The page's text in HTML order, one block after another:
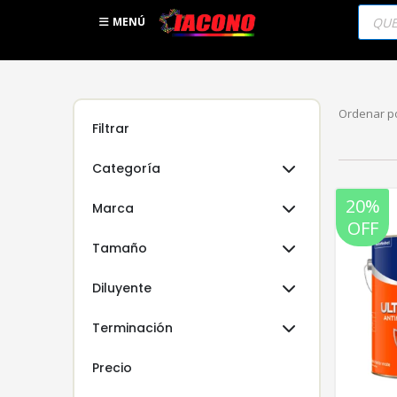
MENÚ
Ordenar
20%
OFF
Filtrar
Categoría
Marca
Tamaño
Diluyente
Terminación
Precio